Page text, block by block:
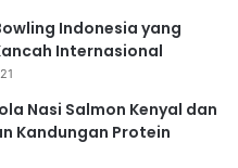
Indonesia yang
Internasional
Nasi Salmon Kenyal dan
Kandungan Protein